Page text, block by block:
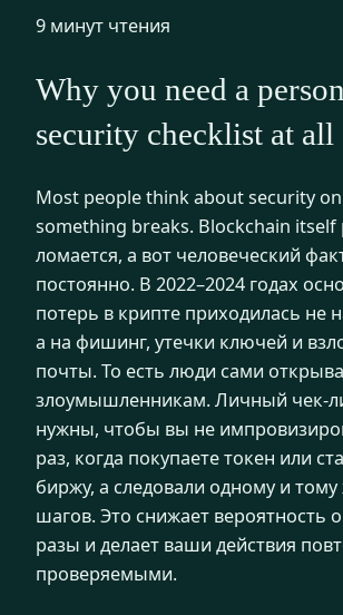
9 минут чтения
Why you need a
security checklist at all
Most people think about security
something breaks. Вlockchain itself
ломается, а вот человеческий
постоянно. В 2022–2024 годах
потерь в крипте приходилась не
а на фишинг, утечки ключей и
почты. То есть люди сами
злоумышленникам. Личный чек-
нужны, чтобы вы не
раз, когда покупаете токен или
биржу, а следовали одному и
шагов. Это снижает вероятность
разы и делает ваши действия
проверяемыми.